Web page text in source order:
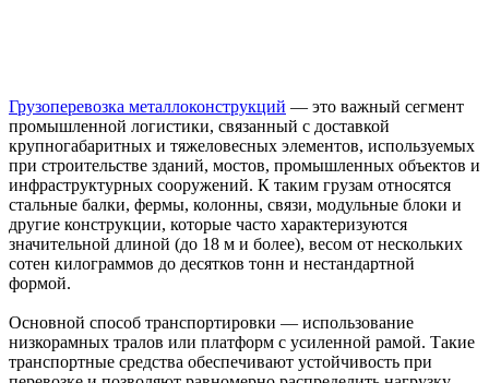
Грузоперевозка металлоконструкций — это важный сегмент
промышленной логистики, связанный с доставкой
крупногабаритных и тяжеловесных элементов, используемых
при строительстве зданий, мостов, промышленных объектов и
инфраструктурных сооружений. К таким грузам относятся
стальные балки, фермы, колонны, связи, модульные блоки и
другие конструкции, которые часто характеризуются
значительной длиной (до 18 м и более), весом от нескольких
сотен килограммов до десятков тонн и нестандартной
формой.
Основной способ транспортировки — использование
низкорамных тралов или платформ с усиленной рамой. Такие
транспортные средства обеспечивают устойчивость при